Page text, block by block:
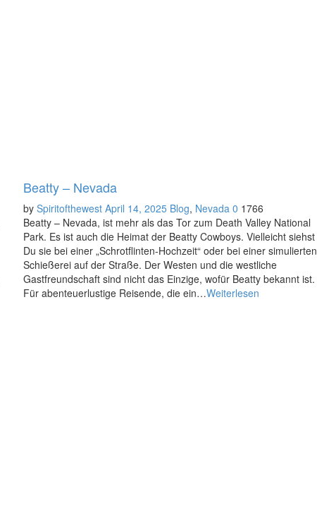
Beatty – Nevada
by Spiritofthewest April 14, 2025 Blog, Nevada 0 1766
Beatty – Nevada, ist mehr als das Tor zum Death Valley National
Park. Es ist auch die Heimat der Beatty Cowboys. Vielleicht siehst
Du sie bei einer „Schrotflinten-Hochzeit“ oder bei einer simulierten
Schießerei auf der Straße. Der Westen und die westliche
Gastfreundschaft sind nicht das Einzige, wofür Beatty bekannt ist.
Für abenteuerlustige Reisende, die ein…Weiterlesen